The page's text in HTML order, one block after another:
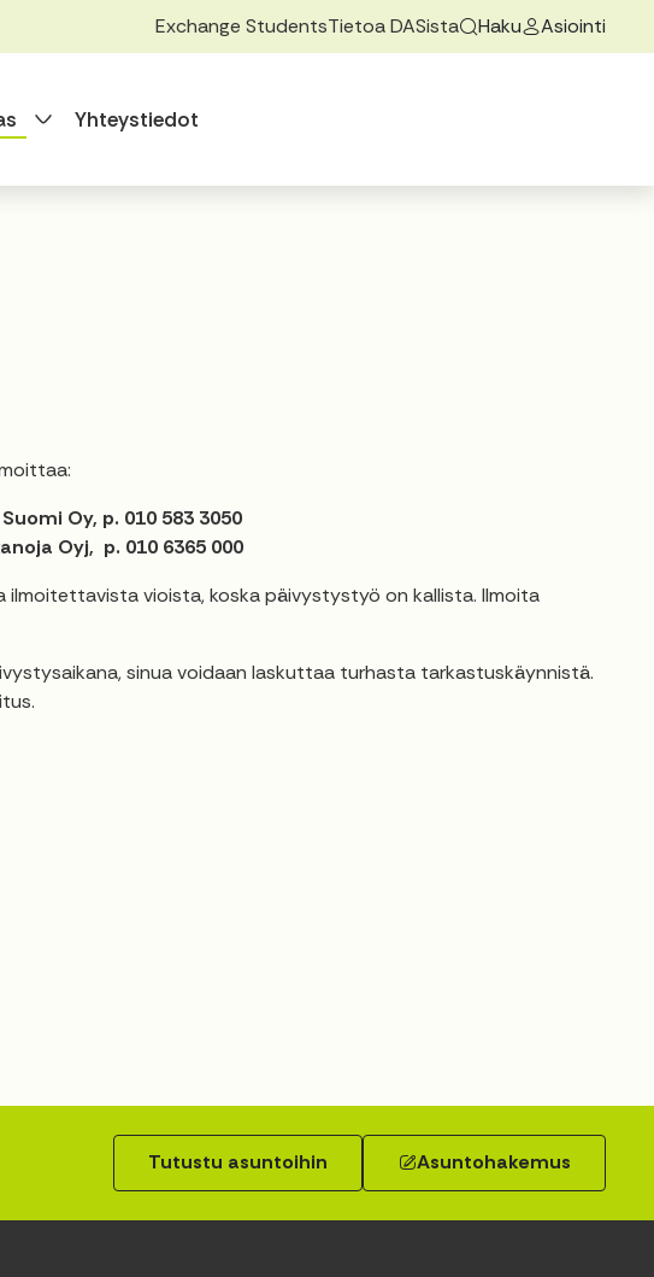
Exchange StudentsTietoa DASista Haku Asiointi
alasvetovalikkoa
Vaihda alasvetovalikkoa
Yhteystiedot
Oy, p. 010 583 3050
Oyj, p. 010 6365 000
ilmoitettavista vioista, koska päivystystyö on kallista. Ilmoita
sinua voidaan laskuttaa turhasta tarkastuskäynnistä.
Tutustu asuntoihin Asuntohakemus